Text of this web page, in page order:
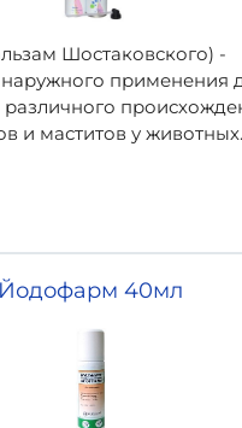
Шостаковского) -
наружного применения
и маститов у животных.
Йодофарм 40мл